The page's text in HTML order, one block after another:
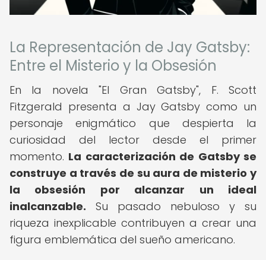
La Representación de Jay Gatsby:
Entre el Misterio y la Obsesión
En la novela "El Gran Gatsby", F. Scott
Fitzgerald presenta a Jay Gatsby como un
personaje enigmático que despierta la
curiosidad del lector desde el primer
momento. La caracterización de Gatsby se
construye a través de su aura de misterio y
la obsesión por alcanzar un ideal
inalcanzable. Su pasado nebuloso y su
riqueza inexplicable contribuyen a crear una
figura emblemática del sueño americano.